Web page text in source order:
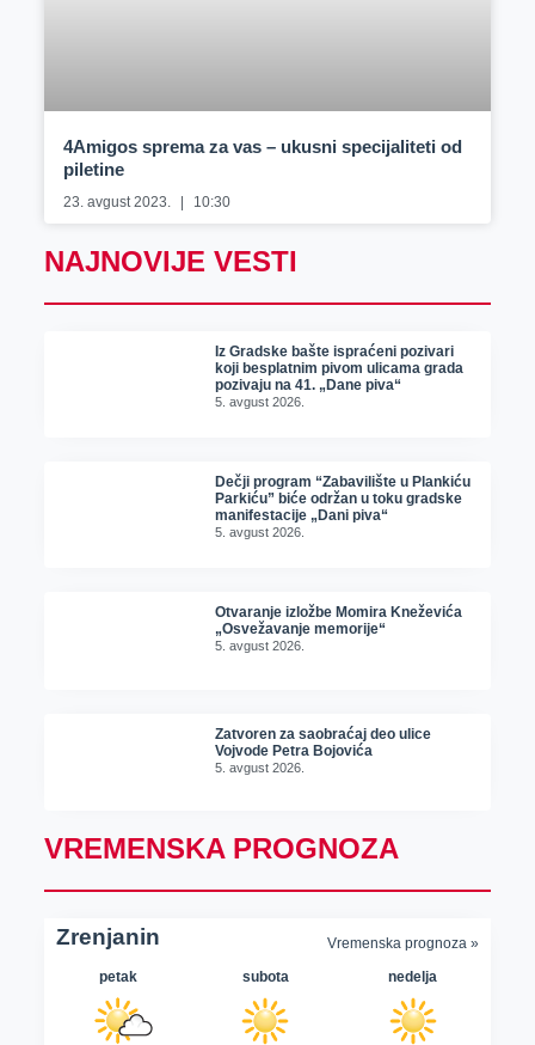
4Amigos sprema za vas – ukusni specijaliteti od
piletine
23. avgust 2023. 10:30
NAJNOVIJE VESTI
Iz Gradske bašte ispraćeni pozivari
koji besplatnim pivom ulicama grada
pozivaju na 41. „Dane piva“
5. avgust 2026.
Dečji program “Zabavilište u Plankiću
Parkiću” biće održan u toku gradske
manifestacije „Dani piva“
5. avgust 2026.
Otvaranje izložbe Momira Kneževića
„Osvežavanje memorije“
5. avgust 2026.
Zatvoren za saobraćaj deo ulice
Vojvode Petra Bojovića
5. avgust 2026.
VREMENSKA PROGNOZA